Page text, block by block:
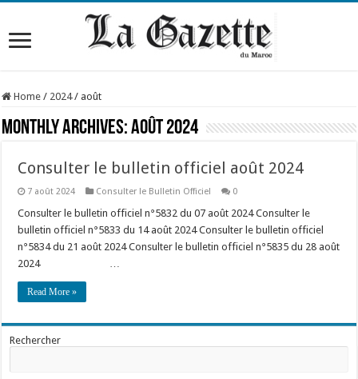
Home / 2024 / août
Monthly Archives:août 2024
Consulter le bulletin officiel août 2024
7 août 2024 Consulter le Bulletin Officiel 0
Consulter le bulletin officiel n°5832 du 07 août 2024 Consulter le
bulletin officiel n°5833 du 14 août 2024 Consulter le bulletin officiel
n°5834 du 21 août 2024 Consulter le bulletin officiel n°5835 du 28 août
2024 …
Read More »
Rechercher